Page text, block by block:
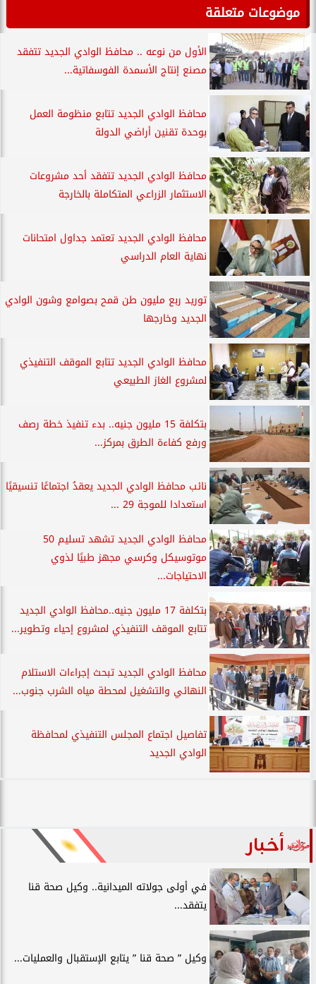
موضوعات متعلقة
الأول من نوعه .. محافظ الوادي الجديد تتفقد
مصنع إنتاج الأسمدة الفوسفاتية...
محافظ الوادي الجديد تتابع منظومة العمل
بوحدة تقنين أراضي الدولة
محافظ الوادي الجديد تتفقد أحد مشروعات
الاستثمار الزراعي المتكاملة بالخارجة
محافظ الوادي الجديد تعتمد جداول امتحانات
نهاية العام الدراسي
توريد ربع مليون طن قمح بصوامع وشون الوادي
الجديد وخارجها
محافظ الوادي الجديد تتابع الموقف التنفيذي
لمشروع الغاز الطبيعي
بتكلفة 15 مليون جنيه.. بدء تنفيذ خطة رصف
ورفع كفاءة الطرق بمركز...
نائب محافظ الوادي الجديد يعقدُ اجتماعًا تنسيقيًا
استعدادا للموجة 29 ...
محافظ الوادي الجديد تشهد تسليم 50
موتوسيكل وكرسي مجهز طبيًا لذوي
الاحتياجات...
بتكلفة 17 مليون جنيه..محافظ الوادي الجديد
تتابع الموقف التنفيذي لمشروع إحياء وتطوير...
محافظ الوادي الجديد تبحث إجراءات الاستلام
النهائي والتشغيل لمحطة مياه الشرب جنوب...
تفاصيل اجتماع المجلس التنفيذي لمحافظة
الوادي الجديد
أخبار
في أولى جولاته الميدانية.. وكيل صحة قنا
يتفقد...
وكيل ” صحة قنا ” يتابع الإستقبال والعمليات...